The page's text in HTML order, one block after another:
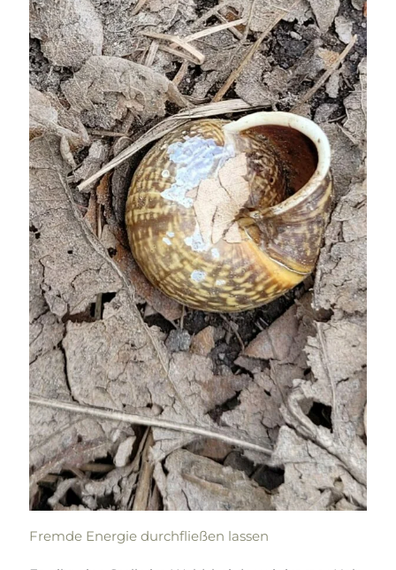
Fremde Energie durchfließen lassen